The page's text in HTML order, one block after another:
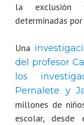
la exclusión
determinadas
Una
del profesor
los
Pernalete y
millones de
escolar, desde